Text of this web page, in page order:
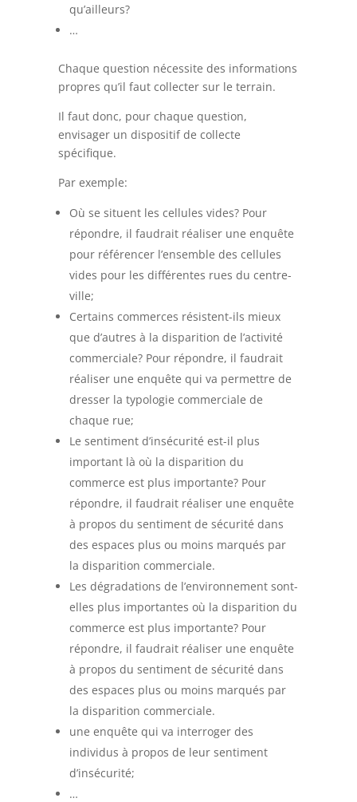
qu’ailleurs?
…
Chaque question nécessite des informations
propres qu’il faut collecter sur le terrain.
Il faut donc, pour chaque question,
envisager un dispositif de collecte
spécifique.
Par exemple:
Où se situent les cellules vides? Pour
répondre, il faudrait réaliser une enquête
pour référencer l’ensemble des cellules
vides pour les différentes rues du centre-
ville;
Certains commerces résistent-ils mieux
que d’autres à la disparition de l’activité
commerciale? Pour répondre, il faudrait
réaliser une enquête qui va permettre de
dresser la typologie commerciale de
chaque rue;
Le sentiment d’insécurité est-il plus
important là où la disparition du
commerce est plus importante? Pour
répondre, il faudrait réaliser une enquête
à propos du sentiment de sécurité dans
des espaces plus ou moins marqués par
la disparition commerciale.
Les dégradations de l’environnement sont-
elles plus importantes où la disparition du
commerce est plus importante? Pour
répondre, il faudrait réaliser une enquête
à propos du sentiment de sécurité dans
des espaces plus ou moins marqués par
la disparition commerciale.
une enquête qui va interroger des
individus à propos de leur sentiment
d’insécurité;
…